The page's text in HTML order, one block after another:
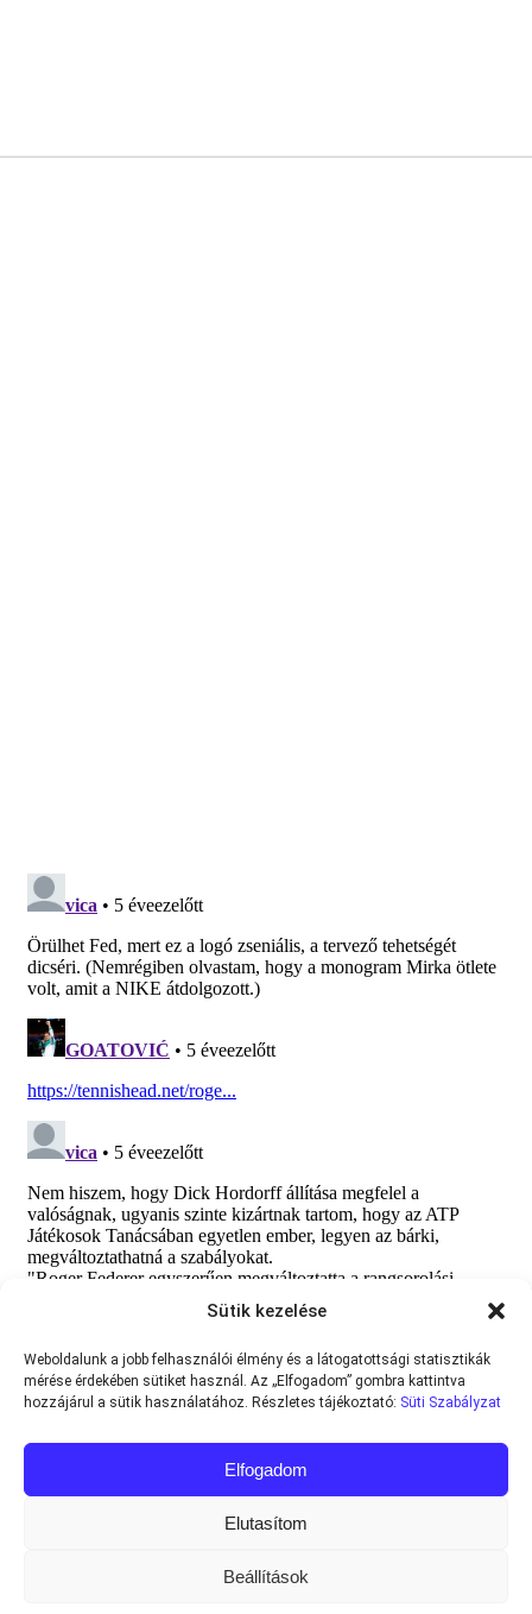
Sütik kezelése
Weboldalunk a jobb felhasználói élmény és a látogatottsági statisztikák
mérése érdekében sütiket használ. Az „Elfogadom” gombra kattintva
hozzájárul a sütik használatához. Részletes tájékoztató: Süti Szabályzat
Elfogadom
Elutasítom
Beállítások
Minden jog fenntartva © 2013-2026Teniszvilag.com